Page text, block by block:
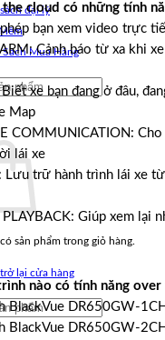
đại lý
Mua Hàng
0₫
sản phẩm trong giỏ hàng.
lại cửa hàng
cloud có những tính
bạn xem video trực
Cảnh báo từ xa khi
xe bạn đang ở đâu,
Map
COMMUNICATION:
lái xe
Lưu trữ hành trình lái xe
Giúp xem lại
nào có tính năng over
BlackVue DR650GW-1CH
BlackVue DR650GW-2CH